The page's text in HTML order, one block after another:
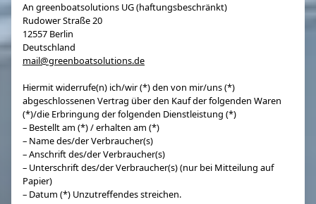
An greenboatsolutions UG (haftungsbeschränkt)
Rudower Straße 20
12557 Berlin
Deutschland
mail@greenboatsolutions.de
Hiermit widerrufe(n) ich/wir (*) den von mir/uns (*)
abgeschlossenen Vertrag über den Kauf der folgenden Waren
(*)/die Erbringung der folgenden Dienstleistung (*)
– Bestellt am (*) / erhalten am (*)
– Name des/der Verbraucher(s)
– Anschrift des/der Verbraucher(s)
– Unterschrift des/der Verbraucher(s) (nur bei Mitteilung auf
Papier)
– Datum (*) Unzutreffendes streichen.